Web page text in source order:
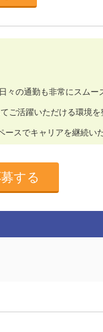
々の通勤も非常にスムー
ご活躍いただける環境
ースでキャリアを継続い
する